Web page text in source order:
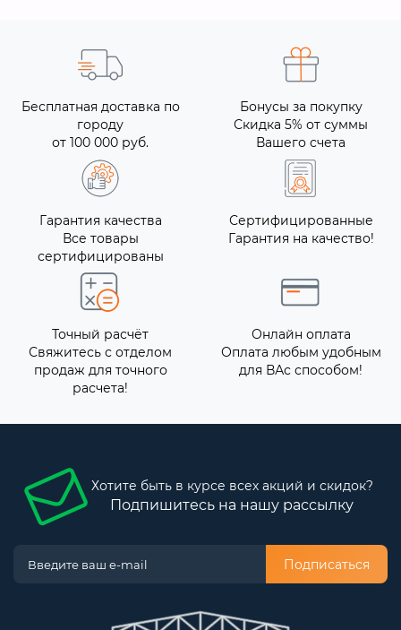
Бесплатная доставка по
городу
от 100 000 руб.
Бонусы за покупку
Скидка 5% от суммы
Вашего счета
Гарантия качества
Все товары
сертифицированы
Сертифицированные
Гарантия на качество!
Точный расчёт
Свяжитесь с отделом
продаж для точного
расчета!
Онлайн оплата
Оплата любым удобным
для ВАс способом!
Хотите быть в курсе всех акций и скидок?
Подпишитесь на нашу рассылку
Подписаться